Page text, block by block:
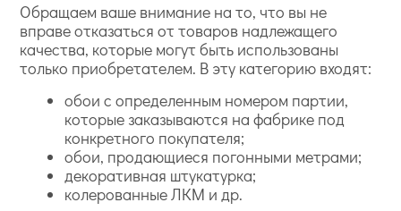
Обращаем ваше внимание на то, что вы не
вправе отказаться от товаров надлежащего
качества, которые могут быть использованы
только приобретателем. В эту категорию входят:
обои с определенным номером партии,
которые заказываются на фабрике под
конкретного покупателя;
обои, продающиеся погонными метрами;
декоративная штукатурка;
колерованные ЛКМ и др.